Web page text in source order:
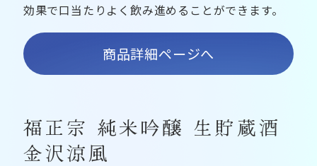
効果で口当たりよく飲み進めることができます。
商品詳細ページへ
福正宗 純米吟醸 生貯蔵酒
金沢涼風